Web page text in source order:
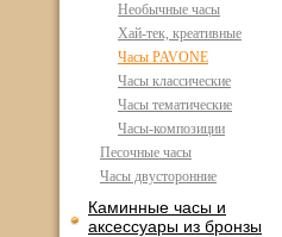
Необычные часы
Хай-тек, креативные
Часы PAVONE
Часы классические
Часы тематические
Часы-композиции
Песочные часы
Часы двусторонние
Каминные часы и
аксессуары из бронзы